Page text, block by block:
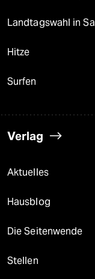
Landtagswahl in
Hitze
Surfen
Verlag
Aktuelles
Hausblog
Die Seitenwende
Stellen